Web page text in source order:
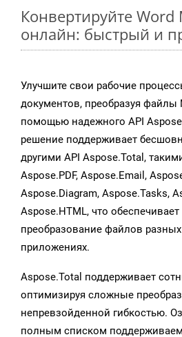
Конвертируйте
онлайн: быстрый и
Улучшите свои рабочие
документов, преобразуя файлы
помощью надежного API
решение поддерживает
другими API Aspose.Total,
Aspose.PDF, Aspose.Email,
Aspose.Diagram, Aspose.Tasks,
Aspose.HTML, что
преобразование файлов
приложениях.
Aspose.Total поддерживает
оптимизируя сложные
непревзойденной гибкостью.
полным списком